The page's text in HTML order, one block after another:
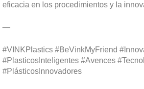
eficacia en los procedimientos y la
—
#VINKPlastics #BeVinkMyFriend
#PlasticosInteligentes #Avences
#PlásticosInnovadores